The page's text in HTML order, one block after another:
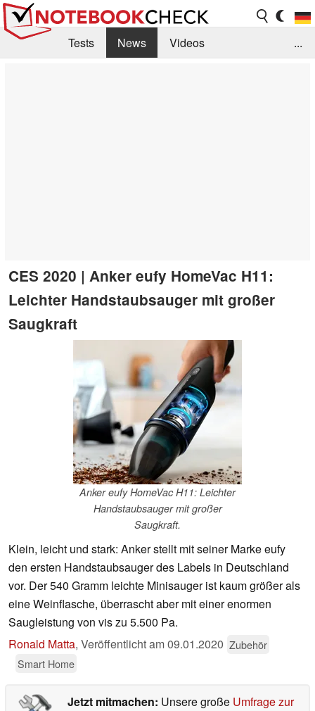
Tests News
Videos
...
CES 2020 | Anker eufy HomeVac H11:
Leichter Handstaubsauger mit großer
Saugkraft
Anker eufy HomeVac H11: Leichter
Handstaubsauger mit großer
Saugkraft.
Klein, leicht und stark: Anker stellt mit seiner Marke eufy
den ersten Handstaubsauger des Labels in Deutschland
vor. Der 540 Gramm leichte Minisauger ist kaum größer als
eine Weinflasche, überrascht aber mit einer enormen
Saugleistung von vis zu 5.500 Pa.
Ronald Matta, Veröffentlicht am09.01.2020 Zubehör
Smart Home
Jetzt mitmachen: Unsere große Umfrage zur